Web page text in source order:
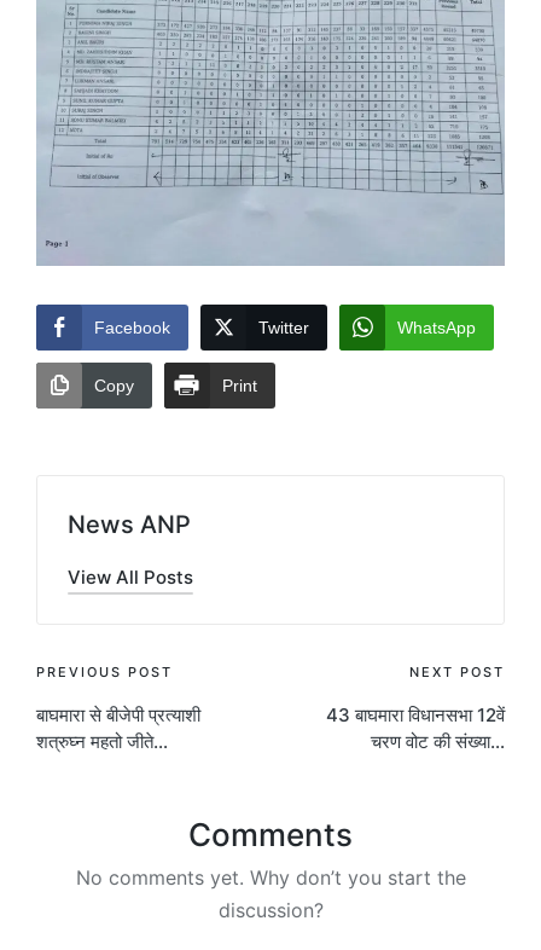
Facebook Twitter WhatsApp
Copy Print
News ANP
View All Posts
Post
navigation
PREVIOUS POST
बाघमारा से बीजेपी प्रत्याशी
शत्रुघ्न महतो जीते…
NEXT POST
43 बाघमारा विधानसभा 12वें
चरण वोट की संख्या…
Comments
No comments yet. Why don’t you start the
discussion?